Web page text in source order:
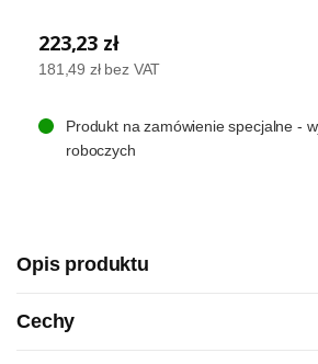
223,23 zł
181,49 zł bez VAT
Produkt na zamówienie specjalne -
roboczych
Opis produktu
Cechy